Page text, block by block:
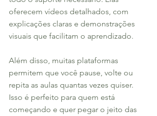
oferecem vídeos detalhados, com
explicações claras e demonstrações
visuais que facilitam o aprendizado.
Além disso, muitas plataformas
permitem que você pause, volte ou
repita as aulas quantas vezes quiser.
Isso é perfeito para quem está
começando e quer pegar o jeito das